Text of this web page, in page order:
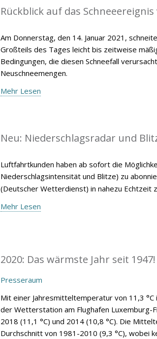
Rückblick auf das Schneeereignis
Am Donnerstag, den 14. Januar 2021,
Großteils des Tages leicht bis zeitweise
Bedingungen, die diesen Schneefall
Neuschneemengen.
Mehr Lesen
Neu: Niederschlagsradar und
Luftfahrtkunden haben ab sofort die
Niederschlagsintensität und Blitze) zu
(Deutscher Wetterdienst) in nahezu Echtzeit
Mehr Lesen
2020: Das wärmste Jahr seit 1947!
Presseraum
Mit einer Jahresmitteltemperatur von 11,3
der Wetterstation am Flughafen Luxemburg-
2018 (11,1 °C) und 2014 (10,8 °C). Die
Durchschnitt von 1981-2010 (9,3 °C), wobei